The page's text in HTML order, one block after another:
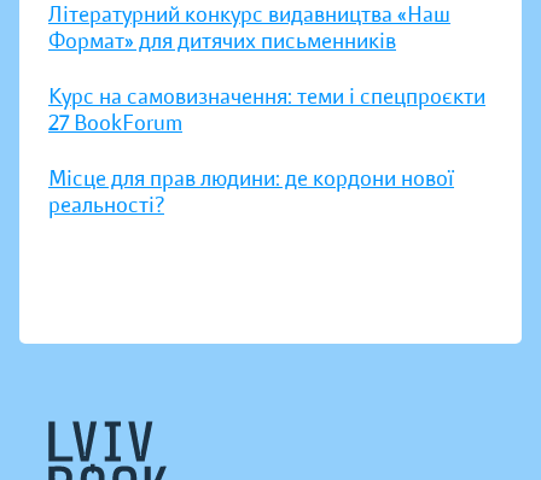
Літературний конкурс видавництва «Наш
Формат» для дитячих письменників
Курс на самовизначення: теми і спецпроєкти
27 BookForum
Місце для прав людини: де кордони нової
реальності?